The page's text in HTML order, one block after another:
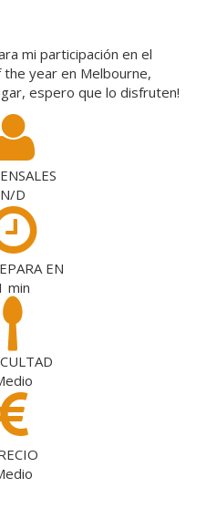
mi participación en el
year en Melbourne,
espero que lo disfruten!
N/D
EN
min